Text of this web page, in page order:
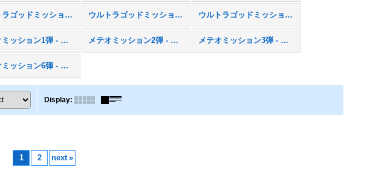
ウルトラゴッドミッション8弾 - UGM8 ウルトラゴッドミッション9弾 - UGM9 ウルトラゴッドミッション10弾 - UGM10
メテオミッション1弾 - MM1 メテオミッション2弾 - MM2 メテオミッション3弾 - MM3
メテオミッション6弾 - MM6
Display:
1 2 next »